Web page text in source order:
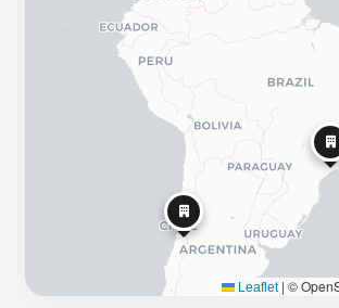
BRASIL
São Paulo
Av. Vital Brasil 305, conjunto 508, Butantã
+55 11 9709 05255
Leaflet | ©